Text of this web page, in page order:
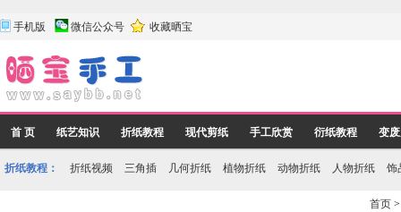
手机版 微信公众号 收藏晒宝
首 页 纸艺知识 折纸教程 现代剪纸 手工欣赏 衍纸教程 变
折纸教程： 折纸视频 三角插 几何折纸 植物折纸 动物折纸 人物折纸 饰
首页